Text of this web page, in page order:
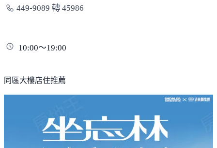
449-9089 轉 45986
10:00～19:00
同區大樓店住推薦